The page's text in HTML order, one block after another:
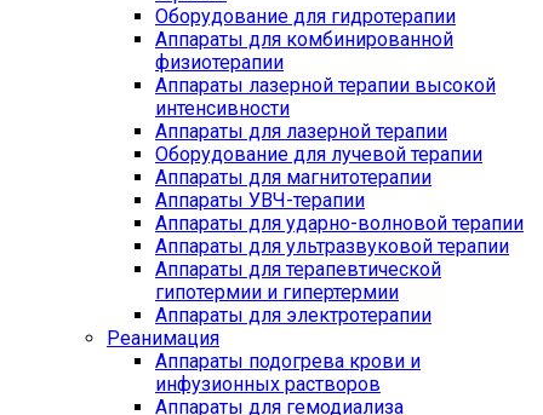
Оборудование для гидротерапии
Аппараты для комбинированной
физиотерапии
Аппараты лазерной терапии высокой
интенсивности
Аппараты для лазерной терапии
Оборудование для лучевой терапии
Аппараты для магнитотерапии
Аппараты УВЧ-терапии
Аппараты для ударно-волновой терапии
Аппараты для ультразвуковой терапии
Аппараты для терапевтической
гипотермии и гипертермии
Аппараты для электротерапии
Реанимация
Аппараты подогрева крови и
инфузионных растворов
Аппараты для гемодиализа